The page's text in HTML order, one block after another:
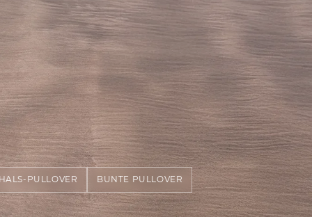
PULLOVER BUNTE PULLOVER